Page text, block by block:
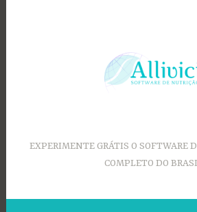
EXPERIMENTE GRÁTIS O SOFTWARE
COMPLETO DO